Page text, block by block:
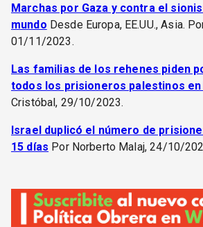
Marchas por Gaza y contra el
mundo Desde Europa, EE.UU., Asia.
01/11/2023.
Las familias de los rehenes piden
todos los prisioneros palestinos
Cristóbal, 29/10/2023.
Israel duplicó el número de
15 días Por Norberto Malaj, 24/10/